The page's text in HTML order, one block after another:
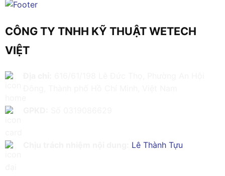
CÔNG TY TNHH KỸ THUẬT WETECH
VIỆT
Lê Thành Tựu